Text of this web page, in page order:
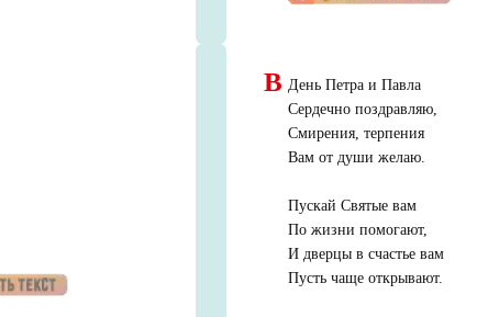
В День Петра и Павла
Сердечно поздравляю,
Смирения, терпения
Вам от души желаю.
Пускай Святые вам
По жизни помогают,
И дверцы в счастье вам
Пусть чаще открывают.